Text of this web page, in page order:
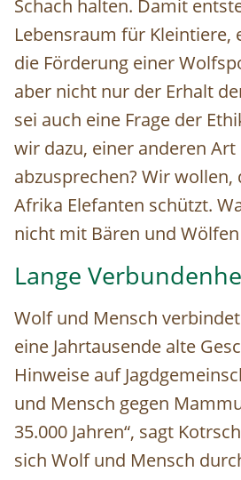
Schach halten. Damit
Lebensraum für Kleintiere,
die Förderung einer
aber nicht nur der Erhalt
sei auch eine Frage der
wir dazu, einer anderen
abzusprechen? Wir wollen,
Afrika Elefanten schützt.
nicht mit Bären und Wölfen
Lange
Wolf und Mensch
eine Jahrtausende alte
Hinweise auf
und Mensch gegen
35.000 Jahren“, sagt
sich Wolf und Mensch